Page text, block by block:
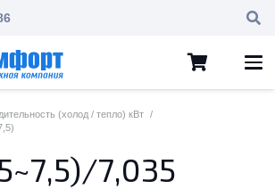
(холод / тепло) кВт /
7,035